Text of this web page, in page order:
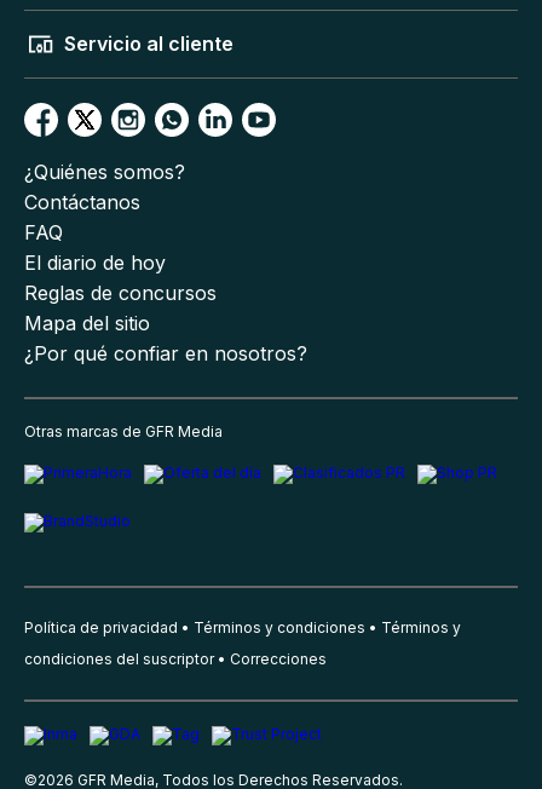
Servicio al cliente
¿Quiénes somos?
Contáctanos
FAQ
El diario de hoy
Reglas de concursos
Mapa del sitio
¿Por qué confiar en nosotros?
Otras marcas de GFR Media
Política de privacidad Términos y condiciones
Términos y
condiciones del suscriptor
Correcciones
©2026 GFR Media, Todos los Derechos Reservados.